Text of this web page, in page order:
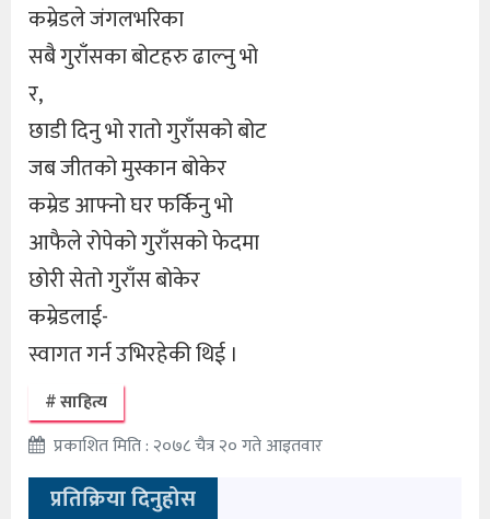
कम्रेडले जंगलभरिका
सबै गुराँसका बोटहरु ढाल्नु भो
र,
छाडी दिनु भो रातो गुराँसको बोट
जब जीतको मुस्कान बोकेर
कम्रेड आफ्नो घर फर्किनु भो
आफैले रोपेको गुराँसको फेदमा
छोरी सेतो गुराँस बोकेर
कम्रेडलाई-
स्वागत गर्न उभिरहेकी थिई ।
साहित्य
प्रकाशित मिति : २०७८ चैत्र २० गते आइतवार
प्रतिक्रिया दिनुहोस